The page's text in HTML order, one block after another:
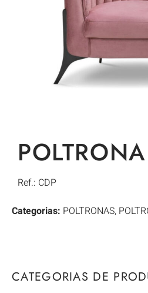
CATEGORIAS DE
Ref.: CDP
Categorias: POLTRONAS,